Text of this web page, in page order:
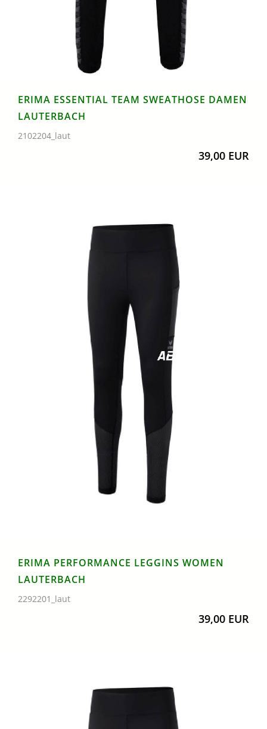
ERIMA ESSENTIAL TEAM SWEATHOSE DAMEN
LAUTERBACH
2102204_laut
39,00 EUR
ERIMA PERFORMANCE LEGGINS WOMEN
LAUTERBACH
2292201_laut
39,00 EUR